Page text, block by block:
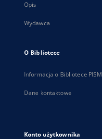
Opis
Wydawca
O Bibliotece
Informacja o Bibliotece PISM
Dane kontaktowe
Konto użytkownika